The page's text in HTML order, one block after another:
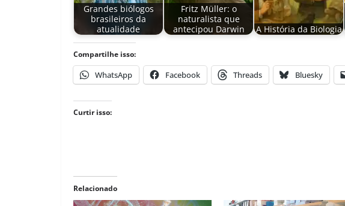
Grandes biólogos
brasileiros da
atualidade
Fritz Müller: o
naturalista que
antecipou Darwin
A História da Biologia
Compartilhe isso:
WhatsApp Facebook Threads Bluesky
Curtir isso:
Relacionado